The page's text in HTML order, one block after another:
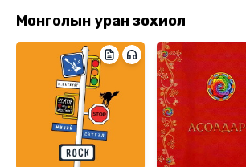
Монголын уран зохиол